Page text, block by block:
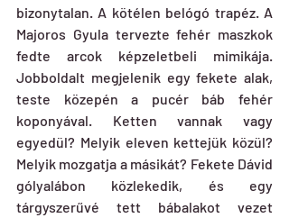
bizonytalan. A kötélen belógó trapéz. A
Majoros Gyula tervezte fehér maszkok
fedte arcok képzeletbeli mimikája.
Jobboldalt megjelenik egy fekete alak,
teste közepén a pucér báb fehér
koponyával. Ketten vannak vagy
egyedül? Melyik eleven kettejük közül?
Melyik mozgatja a másikát? Fekete Dávid
gólyalábon közlekedik, és egy
tárgyszerűvé tett bábalakot vezet